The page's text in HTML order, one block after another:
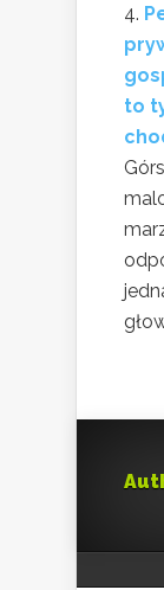
to